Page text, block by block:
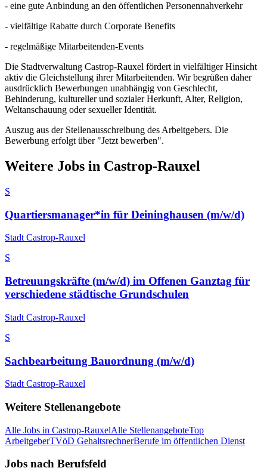
- eine gute Anbindung an den öffentlichen Personennahverkehr
- vielfältige Rabatte durch Corporate Benefits
- regelmäßige Mitarbeitenden-Events
Die Stadtverwaltung Castrop-Rauxel fördert in vielfältiger Hinsicht
aktiv die Gleichstellung ihrer Mitarbeitenden. Wir begrüßen daher
ausdrücklich Bewerbungen unabhängig von Geschlecht,
Behinderung, kultureller und sozialer Herkunft, Alter, Religion,
Weltanschauung oder sexueller Identität.
Auszug aus der Stellenausschreibung des Arbeitgebers. Die
Bewerbung erfolgt über "Jetzt bewerben".
Weitere Jobs in Castrop-Rauxel
S
Quartiersmanager*in für Deininghausen (m/w/d)
Stadt Castrop-Rauxel
S
Betreuungskräfte (m/w/d) im Offenen Ganztag für
verschiedene städtische Grundschulen
Stadt Castrop-Rauxel
S
Sachbearbeitung Bauordnung (m/w/d)
Stadt Castrop-Rauxel
Weitere Stellenangebote
Alle Jobs in Castrop-RauxelAlle StellenangeboteTop
ArbeitgeberTVöD GehaltsrechnerBerufe im öffentlichen Dienst
Jobs nach Berufsfeld